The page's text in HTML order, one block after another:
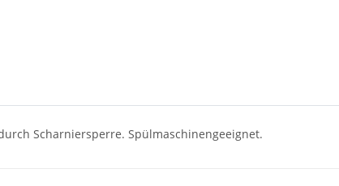
Scharniersperre. Spülmaschinengeeignet.